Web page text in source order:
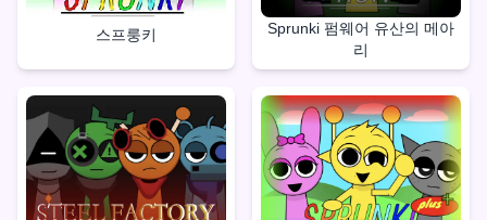
스프룽키
Sprunki 펌웨어 유산의 메아
리